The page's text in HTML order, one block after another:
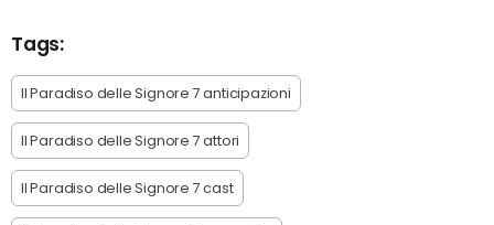
Tags:
Il Paradiso delle Signore 7 anticipazioni
Il Paradiso delle Signore 7 attori
Il Paradiso delle Signore 7 cast